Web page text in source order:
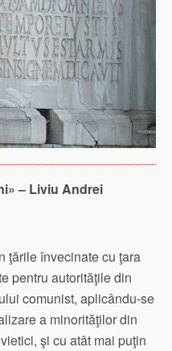
– Liviu Andrei
ţările învecinate cu ţara
pentru autorităţile din
comunist, aplicându-se
a minorităţilor din
şi cu atât mai puţin